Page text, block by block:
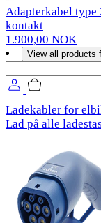
Adapterkabel type
kontakt
1.900,00 NOK
View all products
Ladekabler for
Lad på alle